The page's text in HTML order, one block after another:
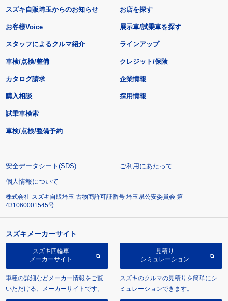
スズキ自販埼玉からのお知らせ
お客様Voice
スタッフによるクルマ紹介
お店を探す
展示車/試乗車を探す
ラインアップ
車検/点検/整備 クレジット/保険
カタログ請求
購入相談
試乗車検索
車検/点検/整備予約
企業情報
採用情報
安全データシート(SDS)
ご利用にあたって
個人情報について
株式会社 スズキ自販埼玉 古物商許可証番号 埼玉県公安委員会 第
431060001545号
スズキメーカーサイト
スズキ四輪車
メーカーサイト
車種の詳細などメーカー情報をご覧
いただける、メーカーサイトです。
見積り
シミュレーション
スズキのクルマの見積りを簡単にシ
ミュレーションできます。